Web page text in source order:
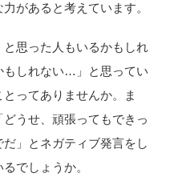
があると考えています。
思った人もいるかもしれ
もしれない…」と思ってい
ってありませんか。ま
うせ、頑張ってもできっ
」とネガティブ発言をし
でしょうか。